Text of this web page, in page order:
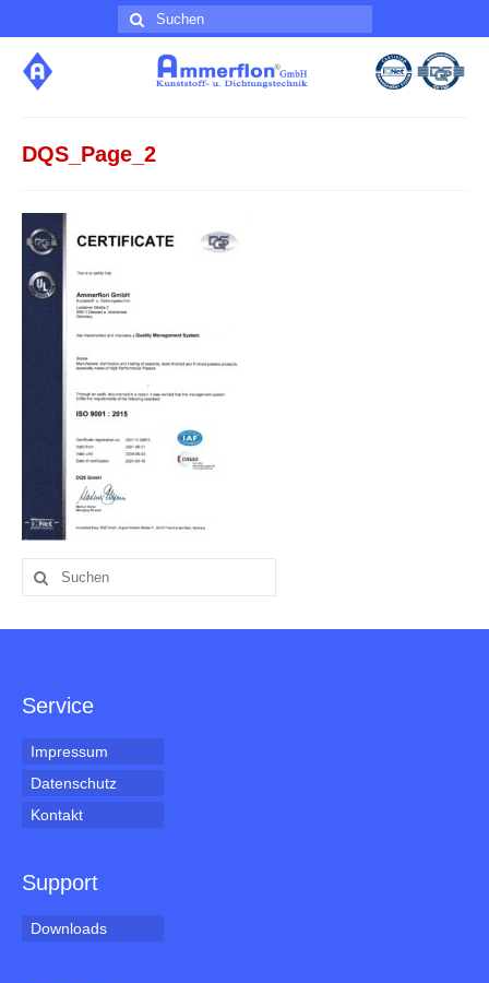
Suche
nach:
DQS_Page_2
Suche
nach:
Service
Impressum
Datenschutz
Kontakt
Support
Downloads